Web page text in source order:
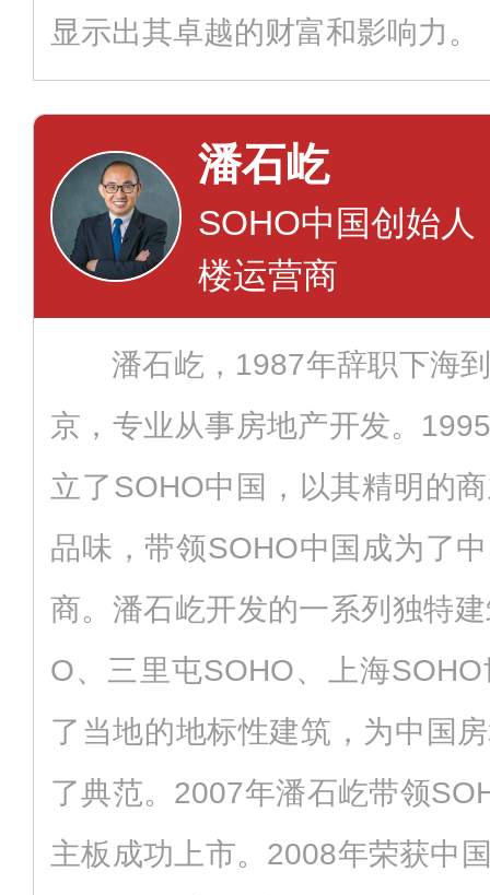
显示出其卓越的财富和影响力。
潘石屹
SOHO中国创始
楼运营商
潘石屹，1987年辞职下海
京，专业从事房地产开发。
立了SOHO中国，以其精明的
品味，带领SOHO中国成为了
商。潘石屹开发的一系列独特
O、三里屯SOHO、上海
了当地的地标性建筑，为中国
了典范。2007年潘石屹带领
主板成功上市。2008年荣获中